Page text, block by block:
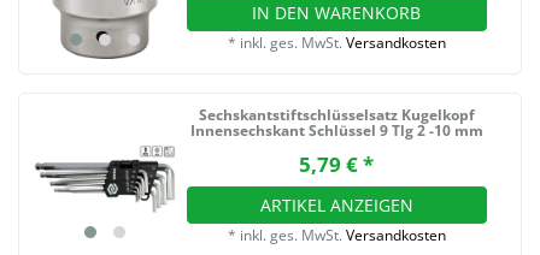
IN DEN WARENKORB
* inkl. ges. MwSt. Versandkosten
Sechskantstiftschlüsselsatz Kugelkopf
Innensechskant Schlüssel 9 Tlg 2 -10 mm
5,79 € *
ARTIKEL ANZEIGEN
* inkl. ges. MwSt. Versandkosten